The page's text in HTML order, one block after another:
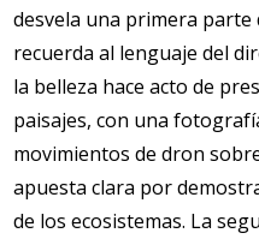
desvela una primera parte
recuerda al lenguaje del
la belleza hace acto de
paisajes, con una
movimientos de dron
apuesta clara por
de los ecosistemas. La